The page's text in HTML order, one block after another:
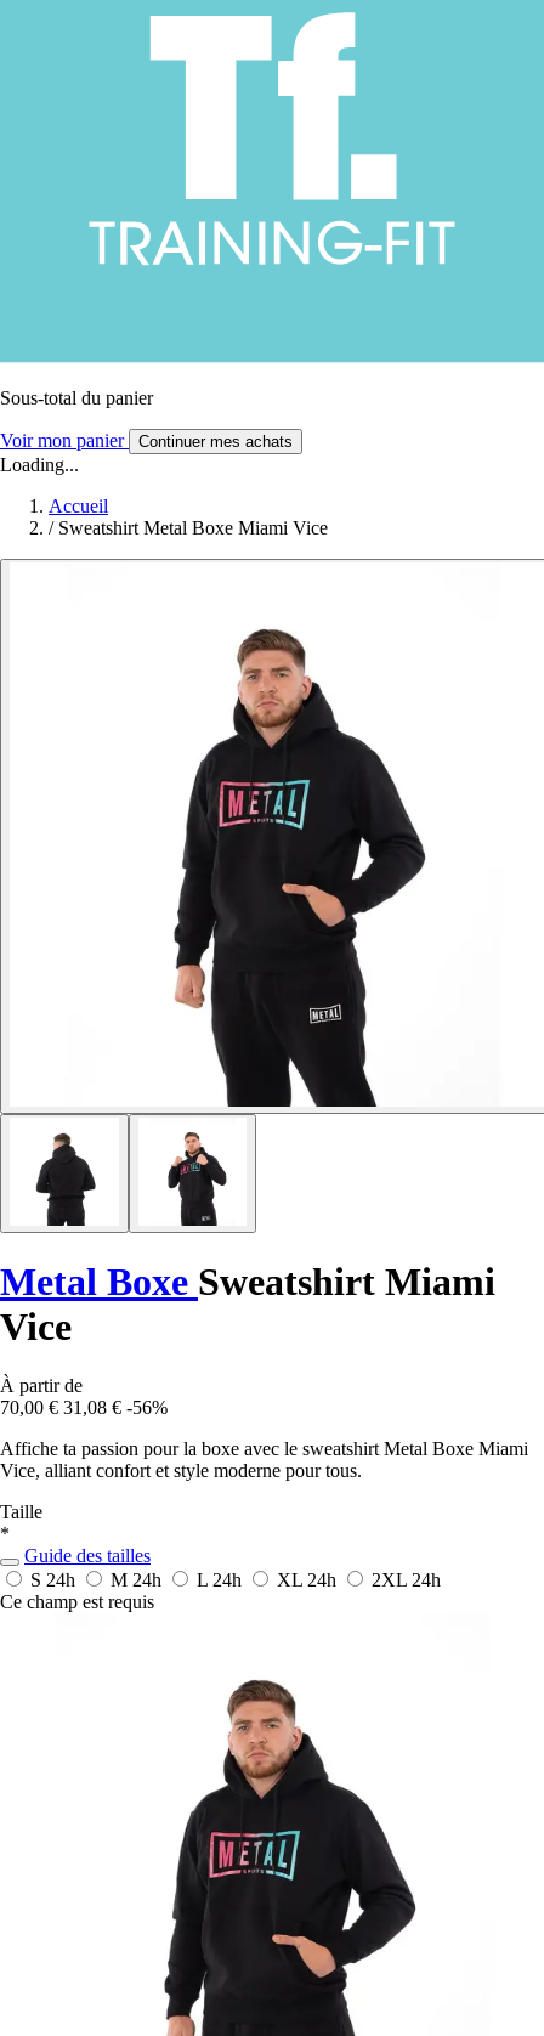
Sous-total du panier
Voir mon panier Continuer mes achats
Loading...
Accueil
/ Sweatshirt Metal Boxe Miami Vice
Metal Boxe Sweatshirt Miami
Vice
À partir de
70,00 € 31,08 € -56%
Affiche ta passion pour la boxe avec le sweatshirt Metal Boxe Miami
Vice, alliant confort et style moderne pour tous.
Taille
*
Guide des tailles
S 24h M 24h L 24h XL 24h 2XL 24h
Ce champ est requis